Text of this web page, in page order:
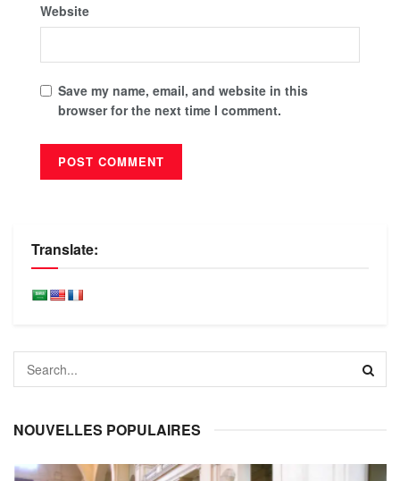
Website
Save my name, email, and website in this
browser for the next time I comment.
Translate:
NOUVELLES POPULAIRES